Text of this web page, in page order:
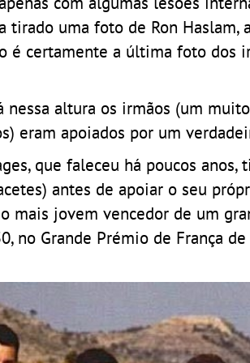
tirado uma foto de Ron
é certamente a última foto dos
altura os irmãos (um
eram apoiados por um
que faleceu há poucos
antes de apoiar o seu
mais jovem vencedor de um
no Grande Prémio de França